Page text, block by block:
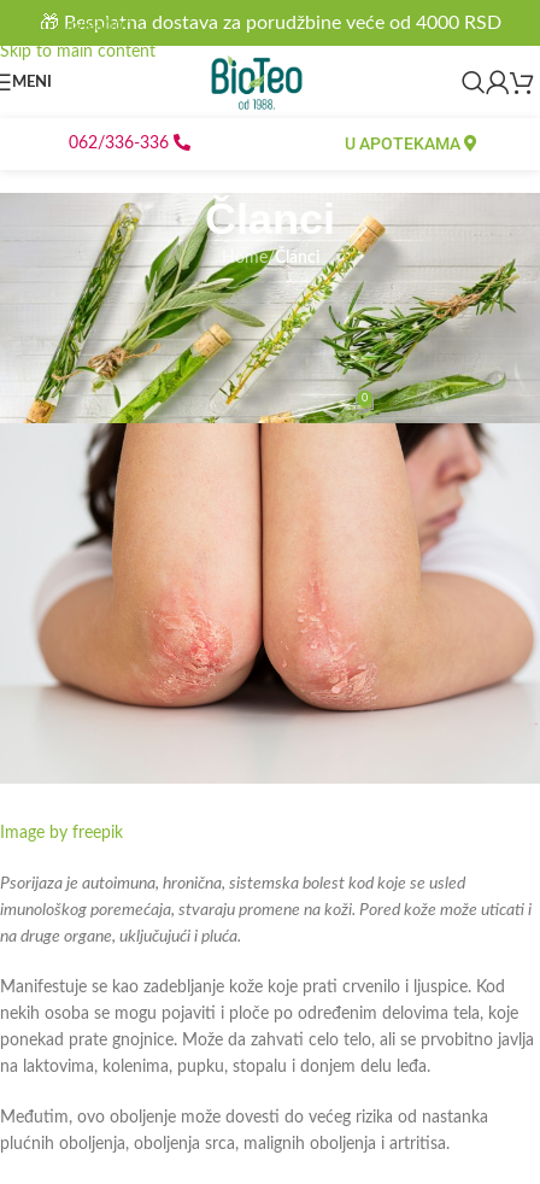
Skip to navigation
Skip to main content
🎁 Besplatna dostava za porudžbine veće od 4000 RSD
MENI
062/336-336 U APOTEKAMA
Članci
Home/Članci
ČLANCI
Kako psorijaza može uticati na
pluća?
bioteo On 18.05.2020.
0
Image by freepik
Psorijaza je autoimuna, hronična, sistemska bolest kod koje se usled
imunološkog poremećaja, stvaraju promene na koži. Pored kože može uticati i
na druge organe, uključujući i pluća.
Manifestuje se kao zadebljanje kože koje prati crvenilo i ljuspice. Kod
nekih osoba se mogu pojaviti i ploče po određenim delovima tela, koje
ponekad prate gnojnice. Može da zahvati celo telo, ali se prvobitno javlja
na laktovima, kolenima, pupku, stopalu i donjem delu leđa.
Međutim, ovo oboljenje može dovesti do većeg rizika od nastanka
plućnih oboljenja, oboljenja srca, malignih oboljenja i artritisa.